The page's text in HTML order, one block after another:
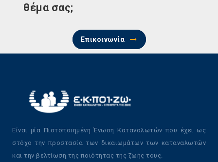
θέμα σας;
Επικοινωνία
Είναι μία Πιστοποιημένη Ένωση Καταναλωτών που έχει ως
στόχο την προστασία των δικαιωμάτων των καταναλωτών
και την βελτίωση της ποιότητας της ζωής τους.